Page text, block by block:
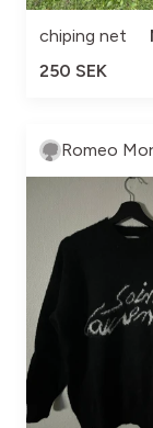
chiping net
250 SEK
Romeo